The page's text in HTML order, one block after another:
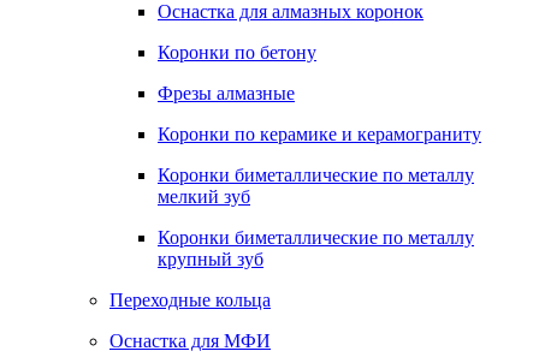
Оснастка для алмазных коронок
Коронки по бетону
Фрезы алмазные
Коронки по керамике и керамограниту
Коронки биметаллические по металлу
мелкий зуб
Коронки биметаллические по металлу
крупный зуб
Переходные кольца
Оснастка для МФИ